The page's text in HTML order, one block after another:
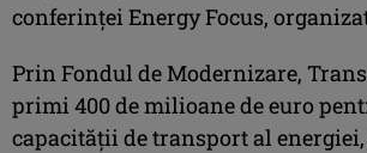
conferinţei Energy Focus,
Prin Fondul de Modernizare,
primi 400 de milioane de euro
capacităţii de transport al